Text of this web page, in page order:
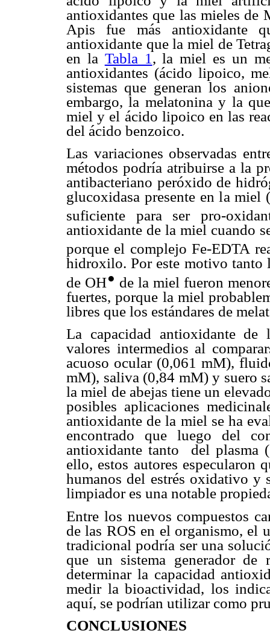
antioxidantes que las mieles de
Apis fue más antioxidante
antioxidante que la miel de
en la Tabla 1 , la miel es un
antioxidantes (ácido lipoico,
sistemas que generan los
embargo, la melatonina y la
miel y el ácido lipoico en las
del ácido benzoico.
Las variaciones observadas
métodos podría atribuirse a la
antibacteriano peróxido de
glucoxidasa presente en la miel
suficiente para ser pro-
antioxidante de la miel cuando
porque el complejo Fe-EDTA
hidroxilo. Por este motivo
de OH● de la miel fueron
fuertes, porque la miel
libres que los estándares de
La capacidad antioxidante
valores intermedios al
acuoso ocular (0,061 mM),
mM), saliva (0,84 mM) y suero
la miel de abejas tiene un
posibles aplicaciones
antioxidante de la miel se ha
encontrado que luego del
antioxidante tanto del plasma
ello, estos autores especularon
humanos del estrés oxidativo y
limpiador es una notable
Entre los nuevos compuestos
de las ROS en el organismo, el
tradicional podría ser una
que un sistema generador
determinar la capacidad
medir la bioactividad, los
aquí, se podrían utilizar como
CONCLUSIONES